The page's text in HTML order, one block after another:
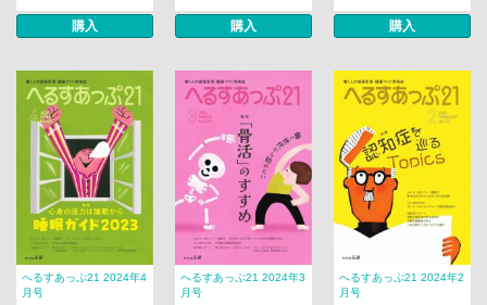
購入 購入 購入
へるすあっぷ21 2024年4
月号
へるすあっぷ21 2024年3
月号
へるすあっぷ21 2024年2
月号